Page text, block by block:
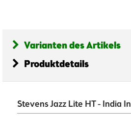
Varianten des Artikels
Produktdetails
Stevens Jazz Lite HT - India